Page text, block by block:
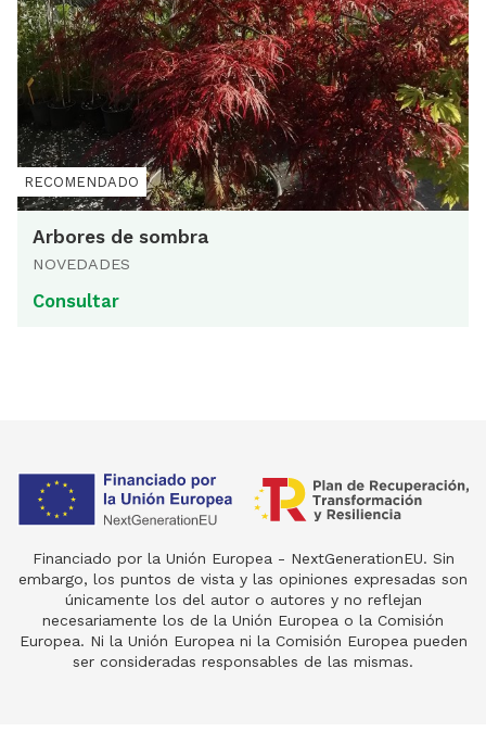
Arbores de sombra
NOVEDADES
Consultar
Financiado por la Unión Europea - NextGenerationEU. Sin
embargo, los puntos de vista y las opiniones expresadas son
únicamente los del autor o autores y no reflejan
necesariamente los de la Unión Europea o la Comisión
Europea. Ni la Unión Europea ni la Comisión Europea pueden
ser consideradas responsables de las mismas.